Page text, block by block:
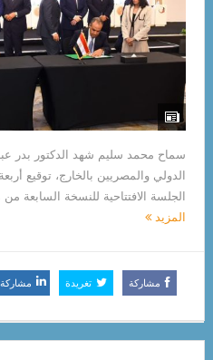
سماح محمد سليم شهد الدكتور بدر عبد
الدولي والمصريين بالخارج، توقيع
الجلسة الافتتاحية للنسخة السابعة
المزيد
مشاركة تغريدة مشاركة